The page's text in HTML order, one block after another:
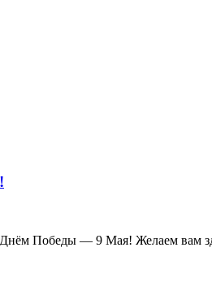
Победы — 9 Мая! Желаем вам